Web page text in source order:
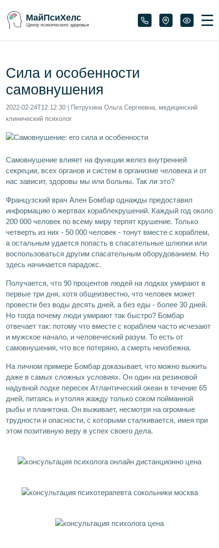
МайПсиХелс
Центр психического здоровья
Сила и особенности
самовнушения
2022-02-24T12:12:30 | Петрухина Ольга Сергеевна, медицинский
клинический психолог
Самовнушение влияет на функции желез внутренней
секреции, всех органов и систем в организме человека и от
нас зависит, здоровы мы или больны. Так ли это?
Французский врач Ален Бомбар однажды предоставил
информацию о жертвах кораблекрушений. Каждый год около
200 000 человек по всему миру терпят крушение. Только
четверть из них - 50 000 человек - тонут вместе с кораблем,
а остальным удается попасть в спасательные шлюпки или
воспользоваться другим спасательным оборудованием. Но
здесь начинается парадокс.
Получается, что 90 процентов людей на лодках умирают в
первые три дня, хотя общеизвестно, что человек может
провести без воды десять дней, а без еды - более 30 дней.
Но тогда почему люди умирают так быстро? Бомбар
отвечает так: потому что вместе с кораблем часто исчезают
и мужское начало, и человеческий разум. То есть от
самовнушения, что все потеряно, а смерть неизбежна.
На личном примере Бомбар доказывает, что можно выжить
даже в самых сложных условиях. Он один на резиновой
надувной лодке пересек Атлантический океан в течение 65
дней, питаясь и утоляя жажду только соком пойманной
рыбы и планктона. Он выживает, несмотря на огромные
трудности и опасности, с которыми сталкивается, имея при
этом позитивную веру в успех своего дела.